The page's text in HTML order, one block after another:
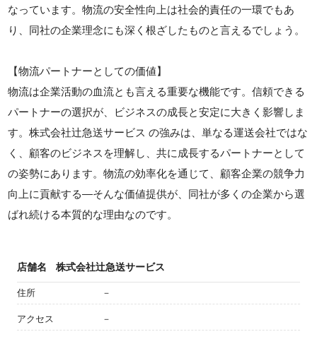
なっています。物流の安全性向上は社会的責任の一環でもあ
り、同社の企業理念にも深く根ざしたものと言えるでしょう。
【物流パートナーとしての価値】
物流は企業活動の血流とも言える重要な機能です。信頼できる
パートナーの選択が、ビジネスの成長と安定に大きく影響しま
す。株式会社辻急送サービス の強みは、単なる運送会社ではな
く、顧客のビジネスを理解し、共に成長するパートナーとして
の姿勢にあります。物流の効率化を通じて、顧客企業の競争力
向上に貢献する—そんな価値提供が、同社が多くの企業から選
ばれ続ける本質的な理由なのです。
店舗名 株式会社辻急送サービス
住所 －
アクセス －